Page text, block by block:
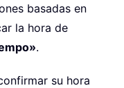
basadas en
la hora de
.
su hora